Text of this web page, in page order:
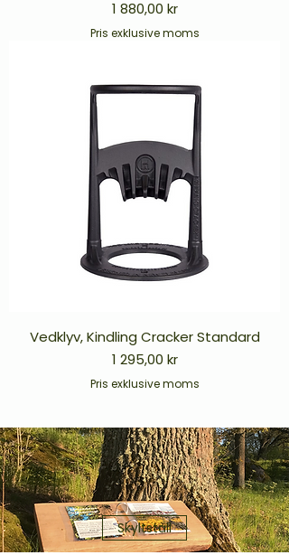
Pris
1 880,00 kr
Pris exklusive moms
Vedklyv, Kindling Cracker Standard
Pris
1 295,00 kr
Pris exklusive moms
Skyltställ